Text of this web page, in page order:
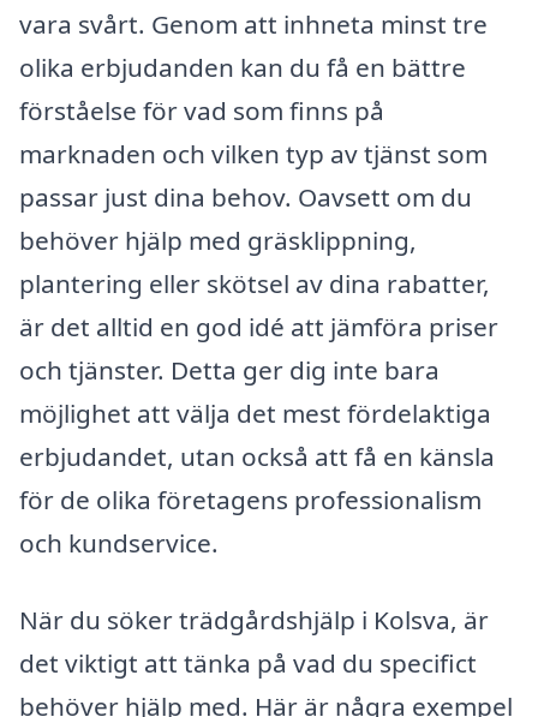
vara svårt. Genom att inhneta minst tre
olika erbjudanden kan du få en bättre
förståelse för vad som finns på
marknaden och vilken typ av tjänst som
passar just dina behov. Oavsett om du
behöver hjälp med gräsklippning,
plantering eller skötsel av dina rabatter,
är det alltid en god idé att jämföra priser
och tjänster. Detta ger dig inte bara
möjlighet att välja det mest fördelaktiga
erbjudandet, utan också att få en känsla
för de olika företagens professionalism
och kundservice.
När du söker trädgårdshjälp i Kolsva, är
det viktigt att tänka på vad du specifict
behöver hjälp med. Här är några exempel